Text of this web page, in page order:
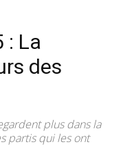
: La
des
plus dans la
partis qui les ont